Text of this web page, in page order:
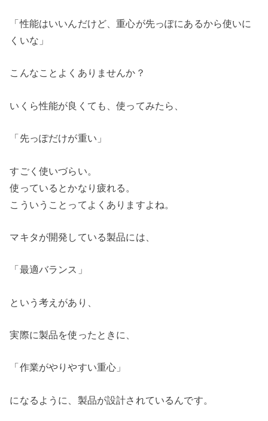
「性能はいいんだけど、重心が先っぽにあるから使いに
くいな」
こんなことよくありませんか？
いくら性能が良くても、使ってみたら、
「先っぽだけが重い」
すごく使いづらい。
使っているとかなり疲れる。
こういうことってよくありますよね。
マキタが開発している製品には、
「最適バランス」
という考えがあり、
実際に製品を使ったときに、
「作業がやりやすい重心」
になるように、製品が設計されているんです。